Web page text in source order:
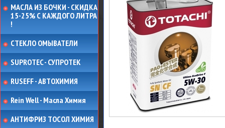
МАСЛА ИЗ БОЧКИ - СКИДКА
15-25% С КАЖДОГО ЛИТРА
!
СТЕКЛО ОМЫВАТЕЛИ
SUPROTEC - СУПРОТЕК
RUSEFF - АВТОХИМИЯ
Rein Well - Масла Химия
АНТИФРИЗ ТОСОЛ ХИМИЯ